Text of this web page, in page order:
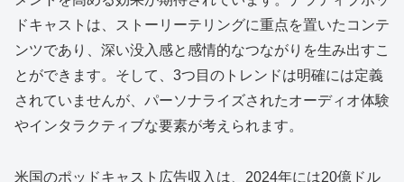
ドキャストは、ストーリーテリングに重点を置いたコンテ
ンツであり、深い没入感と感情的なつながりを生み出すこ
とができます。そして、3つ目のトレンドは明確には定義
されていませんが、パーソナライズされたオーディオ体験
やインタラクティブな要素が考えられます。
米国のポッドキャスト広告収入は、2024年には20億ドル